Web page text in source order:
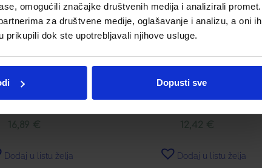
omogućili značajke društvenih medija i analizirali promet.
za društvene medije, oglašavanje i analizu, a oni ih
dok ste upotrebljavali njihove usluge.
Dopusti sve
SHAMPOO
WILLOW &
16,89 €
Dodaj u listu želja
UKLANJANJE ŠMINKE ZA
PODRUČJE OKO OČIJU
12,42 €
Dodaj u listu želja